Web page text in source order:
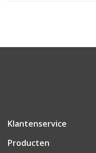
Klantenservice
Producten